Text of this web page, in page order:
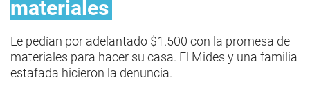
materiales
Le pedían por adelantado $1.500 con la promesa de
materiales para hacer su casa. El Mides y una familia
estafada hicieron la denuncia.